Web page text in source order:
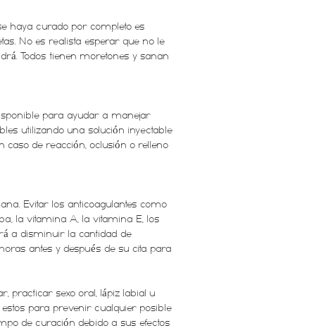
haya curado por completo es
No es realista esperar que no le
Todos tienen moretones y sanan
para ayudar a manejar
utilizando una solución inyectable
de reacción, oclusión o relleno
Evitar los anticoagulantes como
la vitamina A, la vitamina E, los
a disminuir la cantidad de
antes y después de su cita para
practicar sexo oral, lápiz labial u
para prevenir cualquier posible
de curación debido a sus efectos